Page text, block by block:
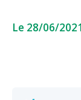
Le 28/06/2021